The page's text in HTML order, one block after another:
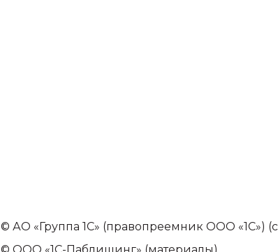
© АО «Группа 1С» (правопреемник ООО «1С»)